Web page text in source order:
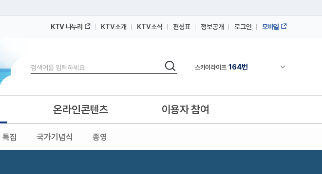
KTV 나누리 KTV소개 KTV소식 편성표 정보공개 로그인 모바일
검색
검색 채널안내 펼쳐
스카이라이프 164번
스카이라이프 164번
스카이라이프
특집 국가기념식 종영
온라인콘텐츠 이용자 참여